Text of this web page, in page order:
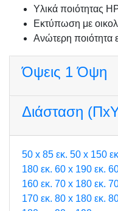
Υλικά ποιότητας
Εκτύπωση με
Ανώτερη ποιότητα
Όψεις 1 Όψη
Διάσταση
50 x 85 εκ. 50 x 150
180 εκ. 60 x 190 εκ.
160 εκ. 70 x 180 εκ.
170 εκ. 80 x 180 εκ.